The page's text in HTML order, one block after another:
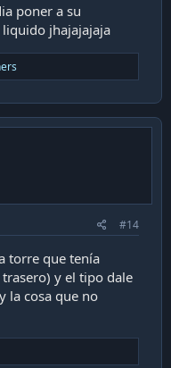
poner a su
jhajajajaja
#14
torre que tenía
y el tipo dale
la cosa que no